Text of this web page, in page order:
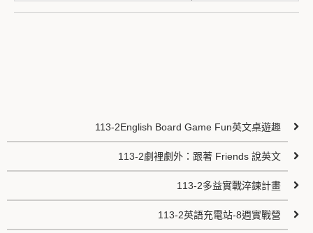
113-2English Board Game Fun英文桌遊趣
113-2劇裡劇外：跟著 Friends 說英文
113-2多益實戰淬鍊計畫
113-2英語充電站-8週實戰營